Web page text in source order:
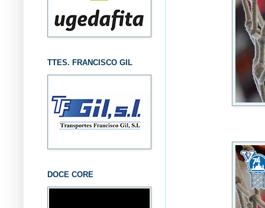
TTES. FRANCISCO GIL
DOCE CORE